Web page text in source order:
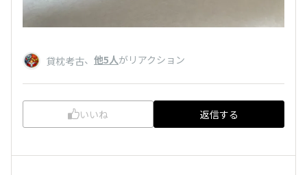
貸枕考古、 他5人がリアクション
いいね 返信する